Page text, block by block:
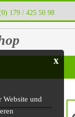
179 / 425 50 98
x
Website und